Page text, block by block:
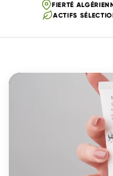
FIERTÉ
ACTIFS